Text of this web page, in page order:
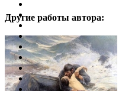
Другие работы автора: